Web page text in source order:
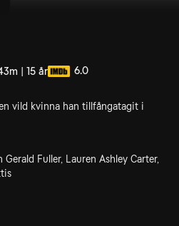
| 15 år 6.0
vild kvinna han tillfångatagit i
Fuller, Lauren Ashley Carter,